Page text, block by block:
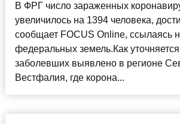
В ФРГ число зараженных
увеличилось на 1394 человека,
сообщает FOCUS Online, ссылаясь
федеральных земель.Как
заболевших выявлено в регионе
Вестфалия, где корона...